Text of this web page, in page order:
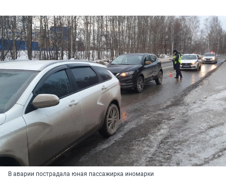
В аварии пострадала юная пассажирка иномарки